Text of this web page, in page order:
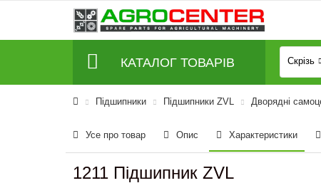
КАТАЛОГ ТОВАРІВ Скрізь
Підшипники Підшипники ZVL Дворядні
Усе про товар Опис Характеристики
1211 Підшипник ZVL